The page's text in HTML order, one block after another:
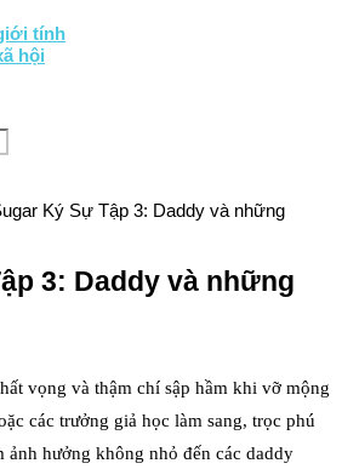
tính
hội
Ký Sự Tập 3: Daddy và những
3: Daddy và những
vọng và thậm chí sập hầm khi vỡ mộng
các trưởng giả học làm sang, trọc phú
hưởng không nhỏ đến các daddy